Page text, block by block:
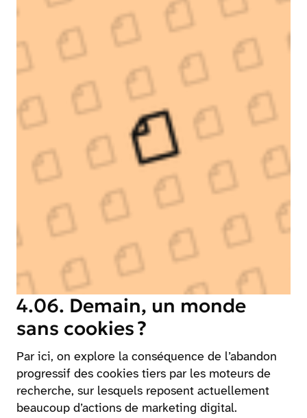
4.06. Demain, un monde
sans cookies ?
Par ici, on explore la conséquence de l’abandon
progressif des cookies tiers par les moteurs de
recherche, sur lesquels reposent actuellement
beaucoup d’actions de marketing digital.